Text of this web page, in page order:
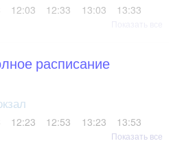
12:03 12:33 13:03
13:33
расписание
12:23 12:53 13:23
13:53
Показать все